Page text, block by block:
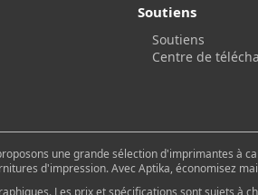
Soutiens
Soutiens
Centre de
une grande sélection d'imprimantes à
d'impression. Avec Aptika, économisez
Les prix et spécifications sont sujets à